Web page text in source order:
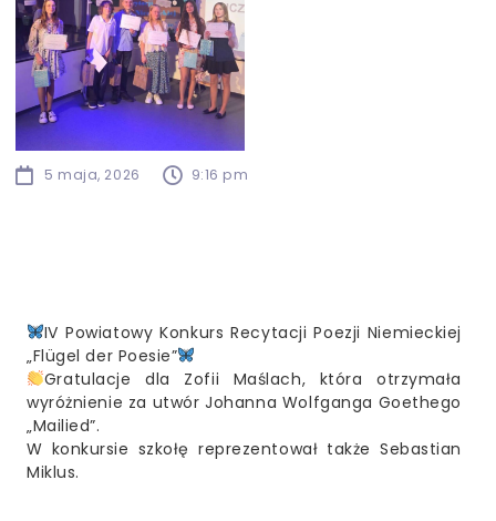
5 maja, 2026 9:16 pm
IV Powiatowy Konkurs Recytacji Poezji Niemieckiej
„Flügel der Poesie”
Gratulacje dla Zofii Maślach, która otrzymała
wyróżnienie za utwór Johanna Wolfganga Goethego
„Mailied”.
W konkursie szkołę reprezentował także Sebastian
Miklus.